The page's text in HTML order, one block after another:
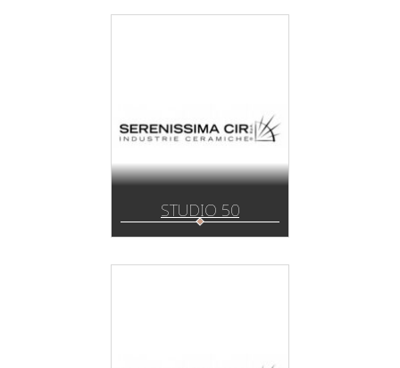
STUDIO 50